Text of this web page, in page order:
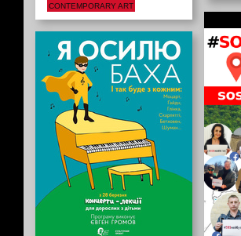
CONTEMPORARY ART